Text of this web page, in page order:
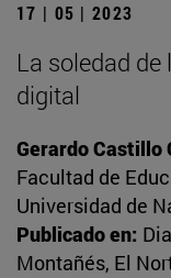
17 | 05 | 2023
La soledad de
digital
Gerardo Castillo
Facultad de
Universidad de
Publicado en:
Montañés, El